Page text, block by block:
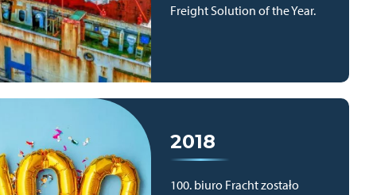
Freight Solution of the Year.
2018
100. biuro Fracht zostało